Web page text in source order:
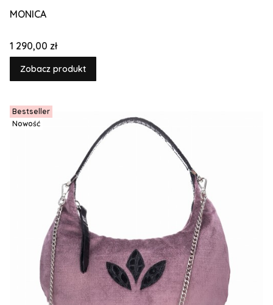
MONICA
Cena
1 290,00 zł
Zobacz produkt
Bestseller
Nowość